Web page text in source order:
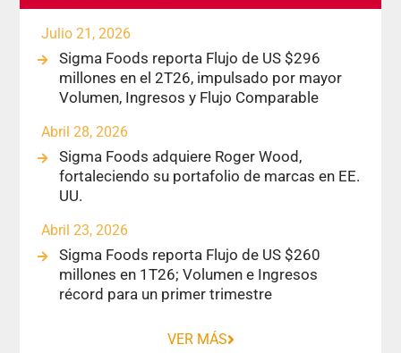
Julio 21, 2026
Sigma Foods reporta Flujo de US $296
millones en el 2T26, impulsado por mayor
Volumen, Ingresos y Flujo Comparable
Abril 28, 2026
Sigma Foods adquiere Roger Wood,
fortaleciendo su portafolio de marcas en EE.
UU.
Abril 23, 2026
Sigma Foods reporta Flujo de US $260
millones en 1T26; Volumen e Ingresos
récord para un primer trimestre
VER MÁS